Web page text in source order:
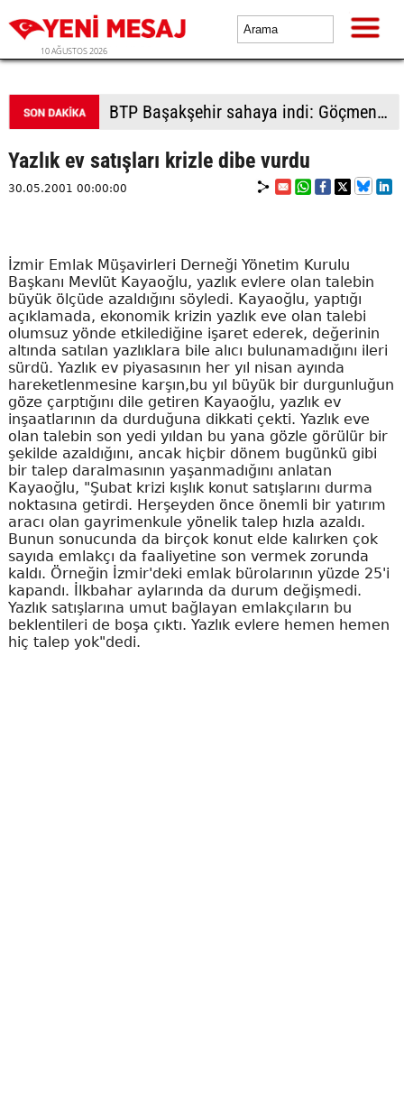
10 AĞUSTOS 2026
BTP Başakşehir sahaya indi: Göçmen Pazarı’nda vatandaş ve esnafla buluşma
Yazlık ev satışları krizle dibe vurdu
30.05.2001 00:00:00
İzmir Emlak Müşavirleri Derneği Yönetim Kurulu
Başkanı Mevlüt Kayaoğlu, yazlık evlere olan talebin
büyük ölçüde azaldığını söyledi. Kayaoğlu, yaptığı
açıklamada, ekonomik krizin yazlık eve olan talebi
olumsuz yönde etkilediğine işaret ederek, değerinin
altında satılan yazlıklara bile alıcı bulunamadığını ileri
sürdü. Yazlık ev piyasasının her yıl nisan ayında
hareketlenmesine karşın,bu yıl büyük bir durgunluğun
göze çarptığını dile getiren Kayaoğlu, yazlık ev
inşaatlarının da durduğuna dikkati çekti. Yazlık eve
olan talebin son yedi yıldan bu yana gözle görülür bir
şekilde azaldığını, ancak hiçbir dönem bugünkü gibi
bir talep daralmasının yaşanmadığını anlatan
Kayaoğlu, "Şubat krizi kışlık konut satışlarını durma
noktasına getirdi. Herşeyden önce önemli bir yatırım
aracı olan gayrimenkule yönelik talep hızla azaldı.
Bunun sonucunda da birçok konut elde kalırken çok
sayıda emlakçı da faaliyetine son vermek zorunda
kaldı. Örneğin İzmir'deki emlak bürolarının yüzde 25'i
kapandı. İlkbahar aylarında da durum değişmedi.
Yazlık satışlarına umut bağlayan emlakçıların bu
beklentileri de boşa çıktı. Yazlık evlere hemen hemen
hiç talep yok"dedi.